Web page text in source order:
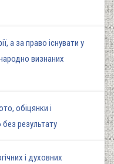
а за право існувати у
визнаних
обіцянки і
результату
і духовних